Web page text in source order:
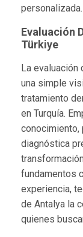
personalizada.
Evaluación
Türkiye
La evaluación
una simple
tratamiento
en Turquía.
conocimiento,
diagnóstica
fundamentos
experiencia,
de Antalya la
quienes